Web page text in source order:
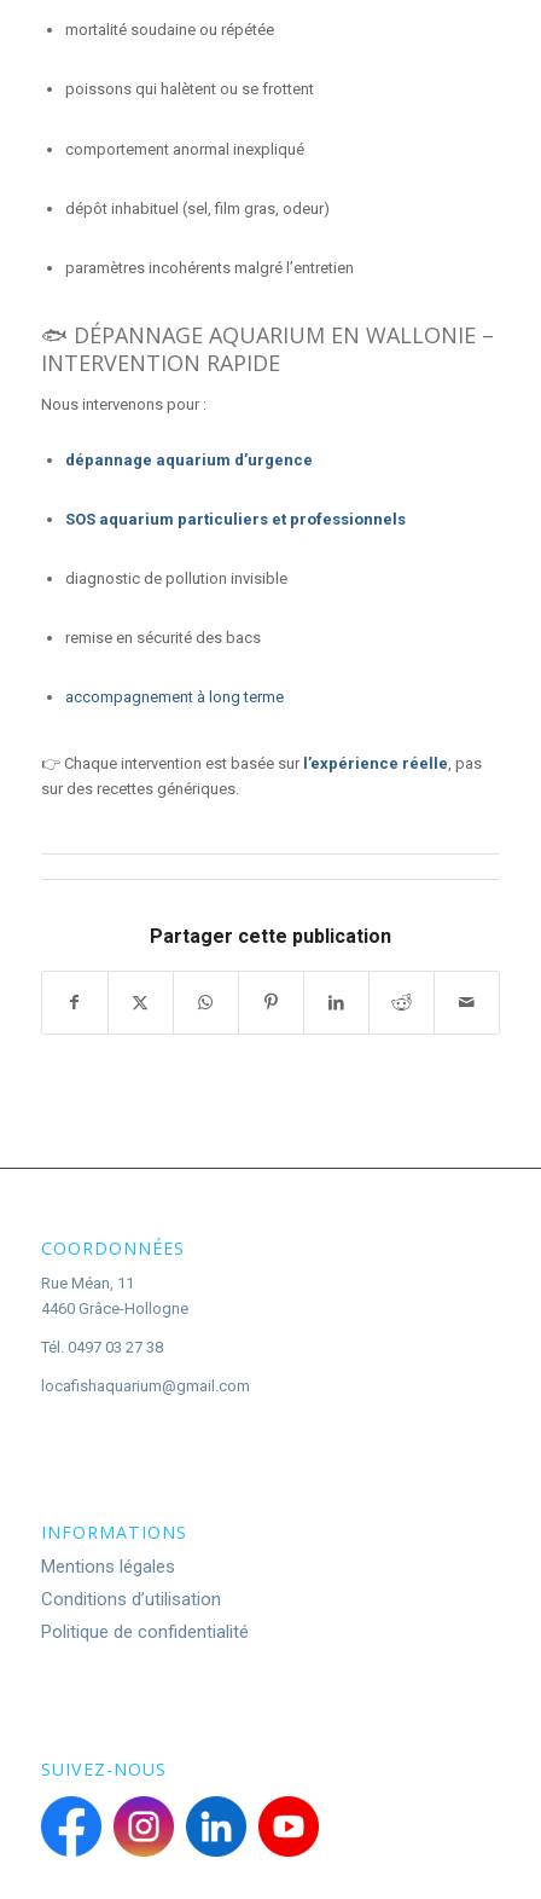
mortalité soudaine ou répétée
poissons qui halètent ou se frottent
comportement anormal inexpliqué
dépôt inhabituel (sel, film gras, odeur)
paramètres incohérents malgré l’entretien
🐟 DÉPANNAGE AQUARIUM EN WALLONIE –
INTERVENTION RAPIDE
Nous intervenons pour :
dépannage aquarium d’urgence
SOS aquarium particuliers et professionnels
diagnostic de pollution invisible
remise en sécurité des bacs
accompagnement à long terme
👉 Chaque intervention est basée sur l’expérience réelle, pas
sur des recettes génériques.
Partager cette publication
COORDONNÉES
Rue Méan, 11
4460 Grâce-Hollogne
Tél. 0497 03 27 38
locafishaquarium@gmail.com
INFORMATIONS
Mentions légales
Conditions d’utilisation
Politique de confidentialité
SUIVEZ-NOUS